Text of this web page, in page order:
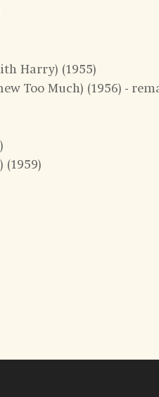
Harry) (1955)
Too Much) (1956) -